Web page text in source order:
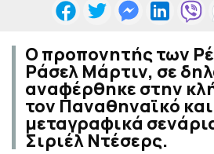
Ο προπονητής των
Ράσελ Μάρτιν, σε
αναφέρθηκε στην
τον Παναθηναϊκό
μεταγραφικά
Σιριέλ Ντέσερς.